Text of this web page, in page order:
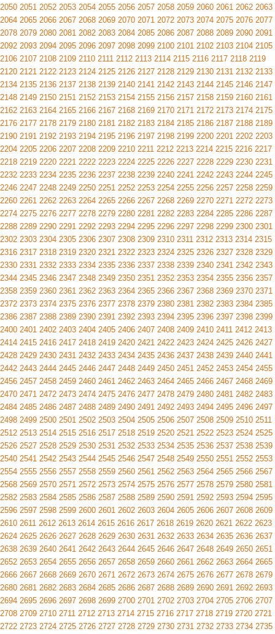
2050 2051 2052 2053 2054 2055 2056 2057 2058 2059 2060 2061 2062 2063
2064 2065 2066 2067 2068 2069 2070 2071 2072 2073 2074 2075 2076 2077
2078 2079 2080 2081 2082 2083 2084 2085 2086 2087 2088 2089 2090 2091
2092 2093 2094 2095 2096 2097 2098 2099 2100 2101 2102 2103 2104 2105
2106 2107 2108 2109 2110 2111 2112 2113 2114 2115 2116 2117 2118 2119
2120 2121 2122 2123 2124 2125 2126 2127 2128 2129 2130 2131 2132 2133
2134 2135 2136 2137 2138 2139 2140 2141 2142 2143 2144 2145 2146 2147
2148 2149 2150 2151 2152 2153 2154 2155 2156 2157 2158 2159 2160 2161
2162 2163 2164 2165 2166 2167 2168 2169 2170 2171 2172 2173 2174 2175
2176 2177 2178 2179 2180 2181 2182 2183 2184 2185 2186 2187 2188 2189
2190 2191 2192 2193 2194 2195 2196 2197 2198 2199 2200 2201 2202 2203
2204 2205 2206 2207 2208 2209 2210 2211 2212 2213 2214 2215 2216 2217
2218 2219 2220 2221 2222 2223 2224 2225 2226 2227 2228 2229 2230 2231
2232 2233 2234 2235 2236 2237 2238 2239 2240 2241 2242 2243 2244 2245
2246 2247 2248 2249 2250 2251 2252 2253 2254 2255 2256 2257 2258 2259
2260 2261 2262 2263 2264 2265 2266 2267 2268 2269 2270 2271 2272 2273
2274 2275 2276 2277 2278 2279 2280 2281 2282 2283 2284 2285 2286 2287
2288 2289 2290 2291 2292 2293 2294 2295 2296 2297 2298 2299 2300 2301
2302 2303 2304 2305 2306 2307 2308 2309 2310 2311 2312 2313 2314 2315
2316 2317 2318 2319 2320 2321 2322 2323 2324 2325 2326 2327 2328 2329
2330 2331 2332 2333 2334 2335 2336 2337 2338 2339 2340 2341 2342 2343
2344 2345 2346 2347 2348 2349 2350 2351 2352 2353 2354 2355 2356 2357
2358 2359 2360 2361 2362 2363 2364 2365 2366 2367 2368 2369 2370 2371
2372 2373 2374 2375 2376 2377 2378 2379 2380 2381 2382 2383 2384 2385
2386 2387 2388 2389 2390 2391 2392 2393 2394 2395 2396 2397 2398 2399
2400 2401 2402 2403 2404 2405 2406 2407 2408 2409 2410 2411 2412 2413
2414 2415 2416 2417 2418 2419 2420 2421 2422 2423 2424 2425 2426 2427
2428 2429 2430 2431 2432 2433 2434 2435 2436 2437 2438 2439 2440 2441
2442 2443 2444 2445 2446 2447 2448 2449 2450 2451 2452 2453 2454 2455
2456 2457 2458 2459 2460 2461 2462 2463 2464 2465 2466 2467 2468 2469
2470 2471 2472 2473 2474 2475 2476 2477 2478 2479 2480 2481 2482 2483
2484 2485 2486 2487 2488 2489 2490 2491 2492 2493 2494 2495 2496 2497
2498 2499 2500 2501 2502 2503 2504 2505 2506 2507 2508 2509 2510 2511
2512 2513 2514 2515 2516 2517 2518 2519 2520 2521 2522 2523 2524 2525
2526 2527 2528 2529 2530 2531 2532 2533 2534 2535 2536 2537 2538 2539
2540 2541 2542 2543 2544 2545 2546 2547 2548 2549 2550 2551 2552 2553
2554 2555 2556 2557 2558 2559 2560 2561 2562 2563 2564 2565 2566 2567
2568 2569 2570 2571 2572 2573 2574 2575 2576 2577 2578 2579 2580 2581
2582 2583 2584 2585 2586 2587 2588 2589 2590 2591 2592 2593 2594 2595
2596 2597 2598 2599 2600 2601 2602 2603 2604 2605 2606 2607 2608 2609
2610 2611 2612 2613 2614 2615 2616 2617 2618 2619 2620 2621 2622 2623
2624 2625 2626 2627 2628 2629 2630 2631 2632 2633 2634 2635 2636 2637
2638 2639 2640 2641 2642 2643 2644 2645 2646 2647 2648 2649 2650 2651
2652 2653 2654 2655 2656 2657 2658 2659 2660 2661 2662 2663 2664 2665
2666 2667 2668 2669 2670 2671 2672 2673 2674 2675 2676 2677 2678 2679
2680 2681 2682 2683 2684 2685 2686 2687 2688 2689 2690 2691 2692 2693
2694 2695 2696 2697 2698 2699 2700 2701 2702 2703 2704 2705 2706 2707
2708 2709 2710 2711 2712 2713 2714 2715 2716 2717 2718 2719 2720 2721
2722 2723 2724 2725 2726 2727 2728 2729 2730 2731 2732 2733 2734 2735